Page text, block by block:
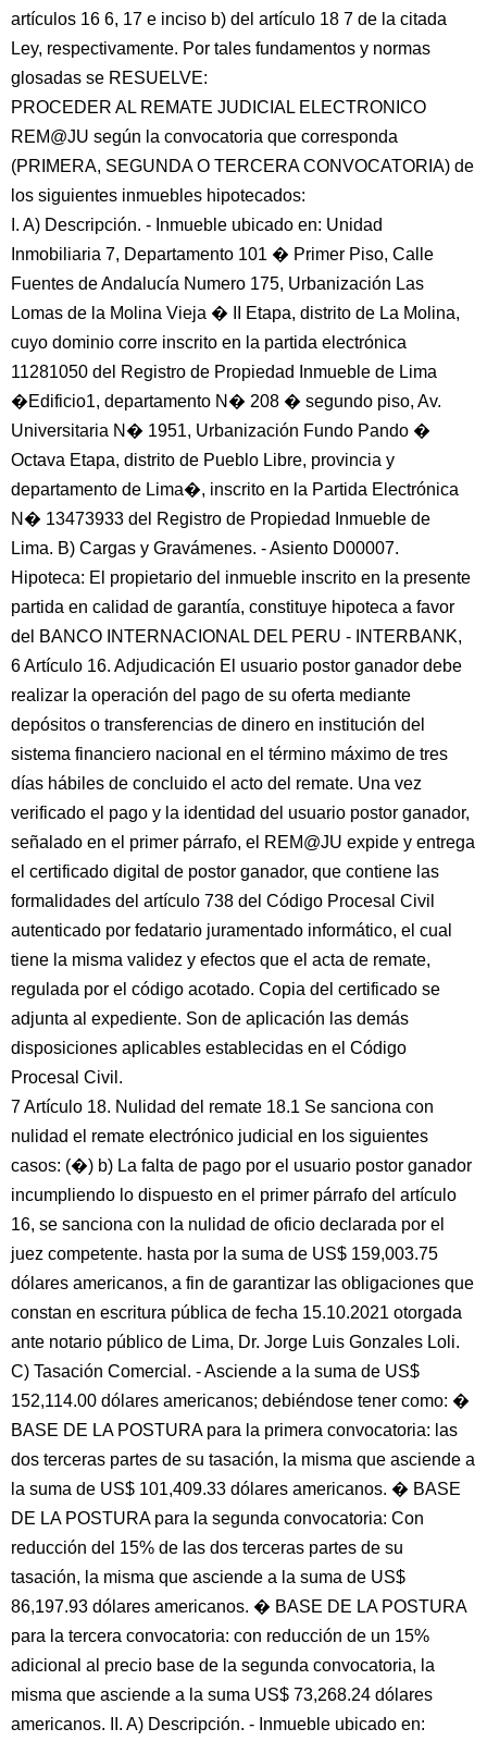
artículos 16 6, 17 e inciso b) del artículo 18 7 de la citada
Ley, respectivamente. Por tales fundamentos y normas
glosadas se RESUELVE:
PROCEDER AL REMATE JUDICIAL ELECTRONICO
REM@JU según la convocatoria que corresponda
(PRIMERA, SEGUNDA O TERCERA CONVOCATORIA) de
los siguientes inmuebles hipotecados:
I. A) Descripción. - Inmueble ubicado en: Unidad
Inmobiliaria 7, Departamento 101 � Primer Piso, Calle
Fuentes de Andalucía Numero 175, Urbanización Las
Lomas de la Molina Vieja � II Etapa, distrito de La Molina,
cuyo dominio corre inscrito en la partida electrónica
11281050 del Registro de Propiedad Inmueble de Lima
�Edificio1, departamento N� 208 � segundo piso, Av.
Universitaria N� 1951, Urbanización Fundo Pando �
Octava Etapa, distrito de Pueblo Libre, provincia y
departamento de Lima�, inscrito en la Partida Electrónica
N� 13473933 del Registro de Propiedad Inmueble de
Lima. B) Cargas y Gravámenes. - Asiento D00007.
Hipoteca: El propietario del inmueble inscrito en la presente
partida en calidad de garantía, constituye hipoteca a favor
del BANCO INTERNACIONAL DEL PERU - INTERBANK,
6 Artículo 16. Adjudicación El usuario postor ganador debe
realizar la operación del pago de su oferta mediante
depósitos o transferencias de dinero en institución del
sistema financiero nacional en el término máximo de tres
días hábiles de concluido el acto del remate. Una vez
verificado el pago y la identidad del usuario postor ganador,
señalado en el primer párrafo, el REM@JU expide y entrega
el certificado digital de postor ganador, que contiene las
formalidades del artículo 738 del Código Procesal Civil
autenticado por fedatario juramentado informático, el cual
tiene la misma validez y efectos que el acta de remate,
regulada por el código acotado. Copia del certificado se
adjunta al expediente. Son de aplicación las demás
disposiciones aplicables establecidas en el Código
Procesal Civil.
7 Artículo 18. Nulidad del remate 18.1 Se sanciona con
nulidad el remate electrónico judicial en los siguientes
casos: (�) b) La falta de pago por el usuario postor ganador
incumpliendo lo dispuesto en el primer párrafo del artículo
16, se sanciona con la nulidad de oficio declarada por el
juez competente. hasta por la suma de US$ 159,003.75
dólares americanos, a fin de garantizar las obligaciones que
constan en escritura pública de fecha 15.10.2021 otorgada
ante notario público de Lima, Dr. Jorge Luis Gonzales Loli.
C) Tasación Comercial. - Asciende a la suma de US$
152,114.00 dólares americanos; debiéndose tener como: �
BASE DE LA POSTURA para la primera convocatoria: las
dos terceras partes de su tasación, la misma que asciende a
la suma de US$ 101,409.33 dólares americanos. � BASE
DE LA POSTURA para la segunda convocatoria: Con
reducción del 15% de las dos terceras partes de su
tasación, la misma que asciende a la suma de US$
86,197.93 dólares americanos. � BASE DE LA POSTURA
para la tercera convocatoria: con reducción de un 15%
adicional al precio base de la segunda convocatoria, la
misma que asciende a la suma US$ 73,268.24 dólares
americanos. II. A) Descripción. - Inmueble ubicado en: